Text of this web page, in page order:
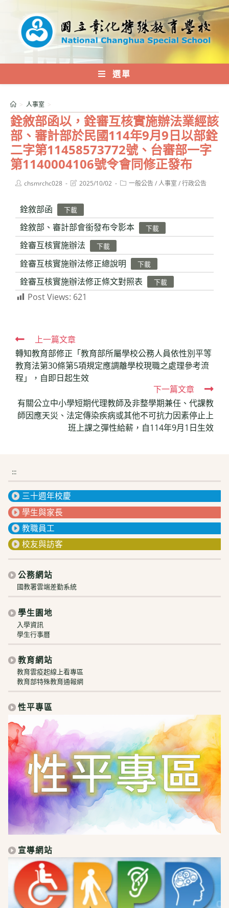
內
選單
銓敘部函以，銓審互核實施辦法業經該
部、審計部於民國114年9月9日以部銓
二字第11458573772號、台審部一字
第1140004106號令會同修正發布
> 人事室 >
Postchsmrchc028
Post2025/10/02
Post一般公告/人事室 /行政公告
銓敘部函 下載
銓敘部、審計部會銜發布令影本 下載
銓審互核實施辦法 下載
銓審互核實施辦法修正總說明 下載
銓審互核實施辦法修正條文對照表 下載
Post Views: 621
Read
more
articles
上一篇文章
轉知教育部修正「教育部所屬學校公務人員依性別平等
教育法第30條第5項規定應調離學校現職之處理參考流
程」，自即日起生效
下一篇文章
有關公立中小學短期代理教師及非整學期兼任、代課教
師因應天災、法定傳染疾病或其他不可抗力因素停止上
班上課之彈性給薪，自114年9月1日生效
:::
三十週年校慶
學生與家長
教職員工
校友與訪客
公務網站
國教署雲端差勤系統
學生園地
入學資訊
學生行事曆
教育網站
教育雲疫起線上看專區
教育部特殊教育通報網
性平專區
宣導網站